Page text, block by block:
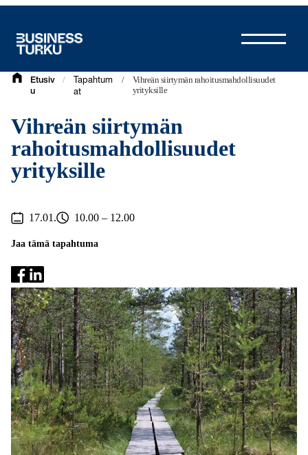
Etusiv
u
/
Tapahtum
at
/
Vihreän siirtymän rahoitusmahdollisuudet
yrityksille
Vihreän siirtymän
rahoitusmahdollisuudet
yrityksille
17.01. 10.00 – 12.00
Jaa tämä tapahtuma